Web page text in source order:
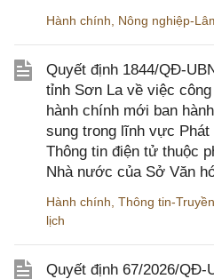
Hành chính Nông nghiệp-
Quyết định 1844/QĐ-
tỉnh Sơn La về việc
hành chính mới ban
sung trong lĩnh vực
Thông tin điện tử thuộc
Nhà nước của Sở Văn
Hành chính Thông tin-
lịch
Quyết định 67/2026/QĐ-